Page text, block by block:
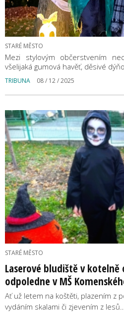
STARÉ MĚSTO
Mezi stylovým občerstvením
všelijaká gumová havěť, děsivé
TRIBUNA 08 / 12 / 2025
STARÉ MĚSTO
Laserové bludiště v
odpoledne v MŠ
Ať už letem na koštěti, plazením z
vydáním skalami či zjevením z lesů…